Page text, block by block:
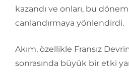
kazandı ve onları, bu
canlandırmaya yönlendirdi.
Akım, özellikle Fransız
sonrasında büyük bir etki